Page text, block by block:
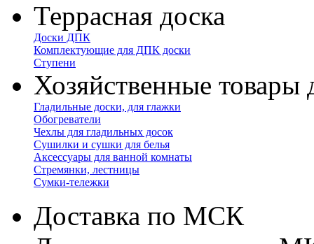
Террасная доска
Доски ДПК
Комплектующие для ДПК доски
Ступени
Хозяйственные товары
Гладильные доски, для глажки
Обогреватели
Чехлы для гладильных досок
Сушилки и сушки для белья
Аксессуары для ванной комнаты
Стремянки, лестницы
Сумки-тележки
Доставка по МСК